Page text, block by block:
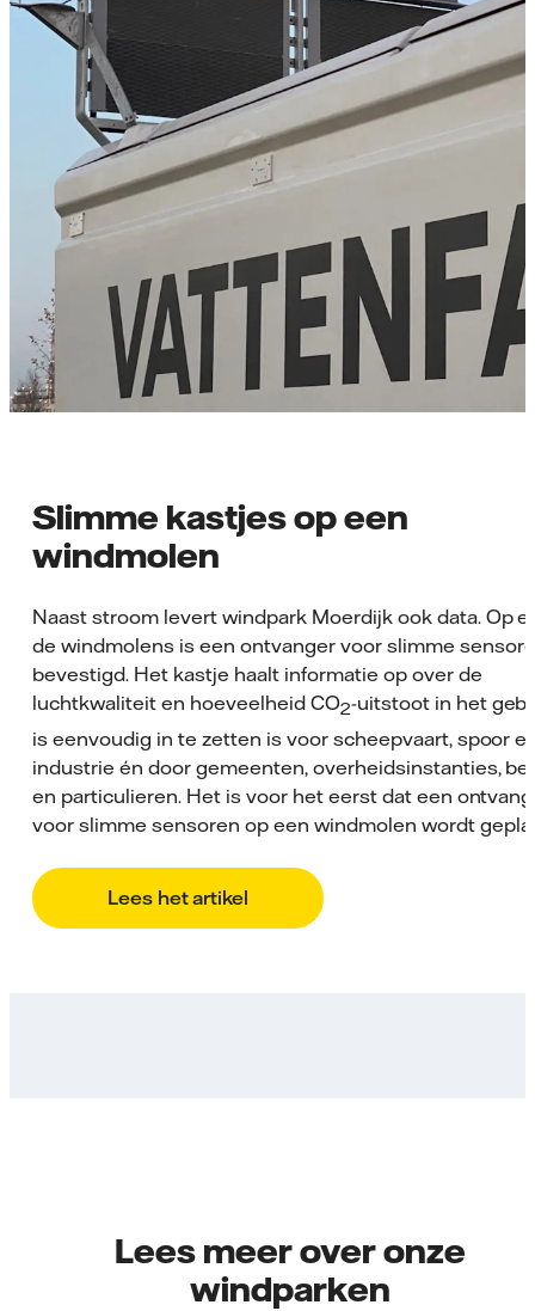
Slimme kastjes op een
windmolen
Naast stroom levert windpark Moerdijk ook data. Op
de windmolens is een ontvanger voor slimme
bevestigd. Het kastje haalt informatie op over de
luchtkwaliteit en hoeveelheid CO2-uitstoot in het
is eenvoudig in te zetten is voor scheepvaart, spoor
industrie én door gemeenten, overheidsinstanties,
en particulieren. Het is voor het eerst dat een
voor slimme sensoren op een windmolen wordt
Lees het artikel
Lees meer over onze
windparken